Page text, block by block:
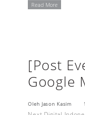
Read More
[Post
Google
Oleh Jason Kasim